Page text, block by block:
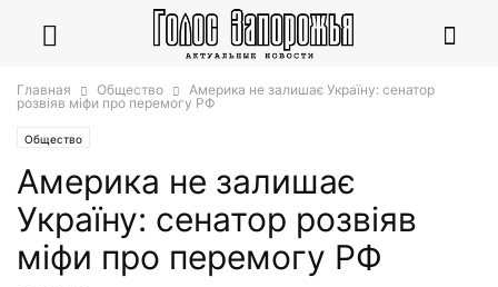
Главная Общество
Америка не залишає Україну: сенатор
розвіяв міфи про перемогу РФ
Общество
Америка не залишає
Україну: сенатор розвіяв
міфи про перемогу РФ